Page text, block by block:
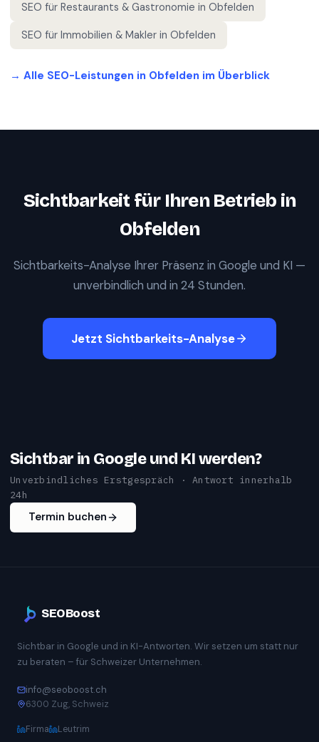
SEO für Restaurants & Gastronomie in Obfelden
SEO für Immobilien & Makler in Obfelden
→ Alle SEO-Leistungen in Obfelden im Überblick
Sichtbarkeit für Ihren Betrieb in
Obfelden
Sichtbarkeits-Analyse Ihrer Präsenz in Google und KI —
unverbindlich und in 24 Stunden.
Jetzt Sichtbarkeits-Analyse
Sichtbar in Google und KI werden?
Unverbindliches Erstgespräch · Antwort innerhalb
24h
Termin buchen
SEOBoost
Sichtbar in Google und in KI-Antworten. Wir setzen um statt nur
zu beraten – für Schweizer Unternehmen.
info@seoboost.ch
6300 Zug, Schweiz
Firma Leutrim